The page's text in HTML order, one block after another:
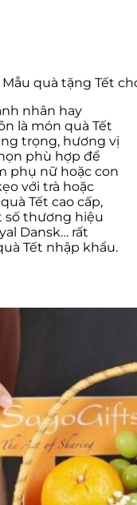
quà tặng Tết
nhân hay
là món quà Tết
trọng, hương vị
phù hợp để
phụ nữ hoặc con
với trà hoặc
Tết cao cấp,
số thương hiệu
Dansk… rất
Tết nhập khẩu.